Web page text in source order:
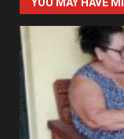
YOU MAY HAVE